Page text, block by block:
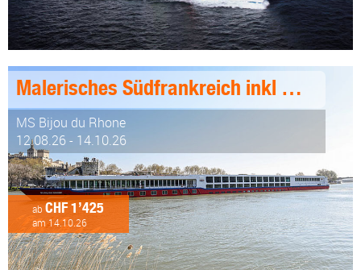
Malerisches Südfrankreich inkl Genusspaket 8 Tage ab/an Lyon
MS Bijou du Rhone
12.08.26 - 14.10.26
ab CHF 1’425
am 14.10.26